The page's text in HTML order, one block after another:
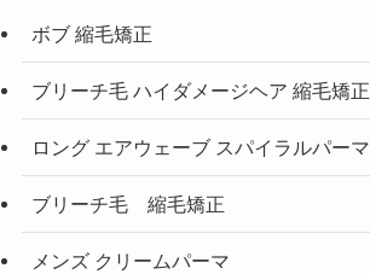
ボブ 縮毛矯正
ブリーチ毛 ハイダメージヘア 縮毛矯正
ロング エアウェーブ スパイラルパーマ
ブリーチ毛 縮毛矯正
メンズ クリームパーマ